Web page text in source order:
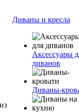
Диваны и кресла
Аксессуары
диванов
Диваны-